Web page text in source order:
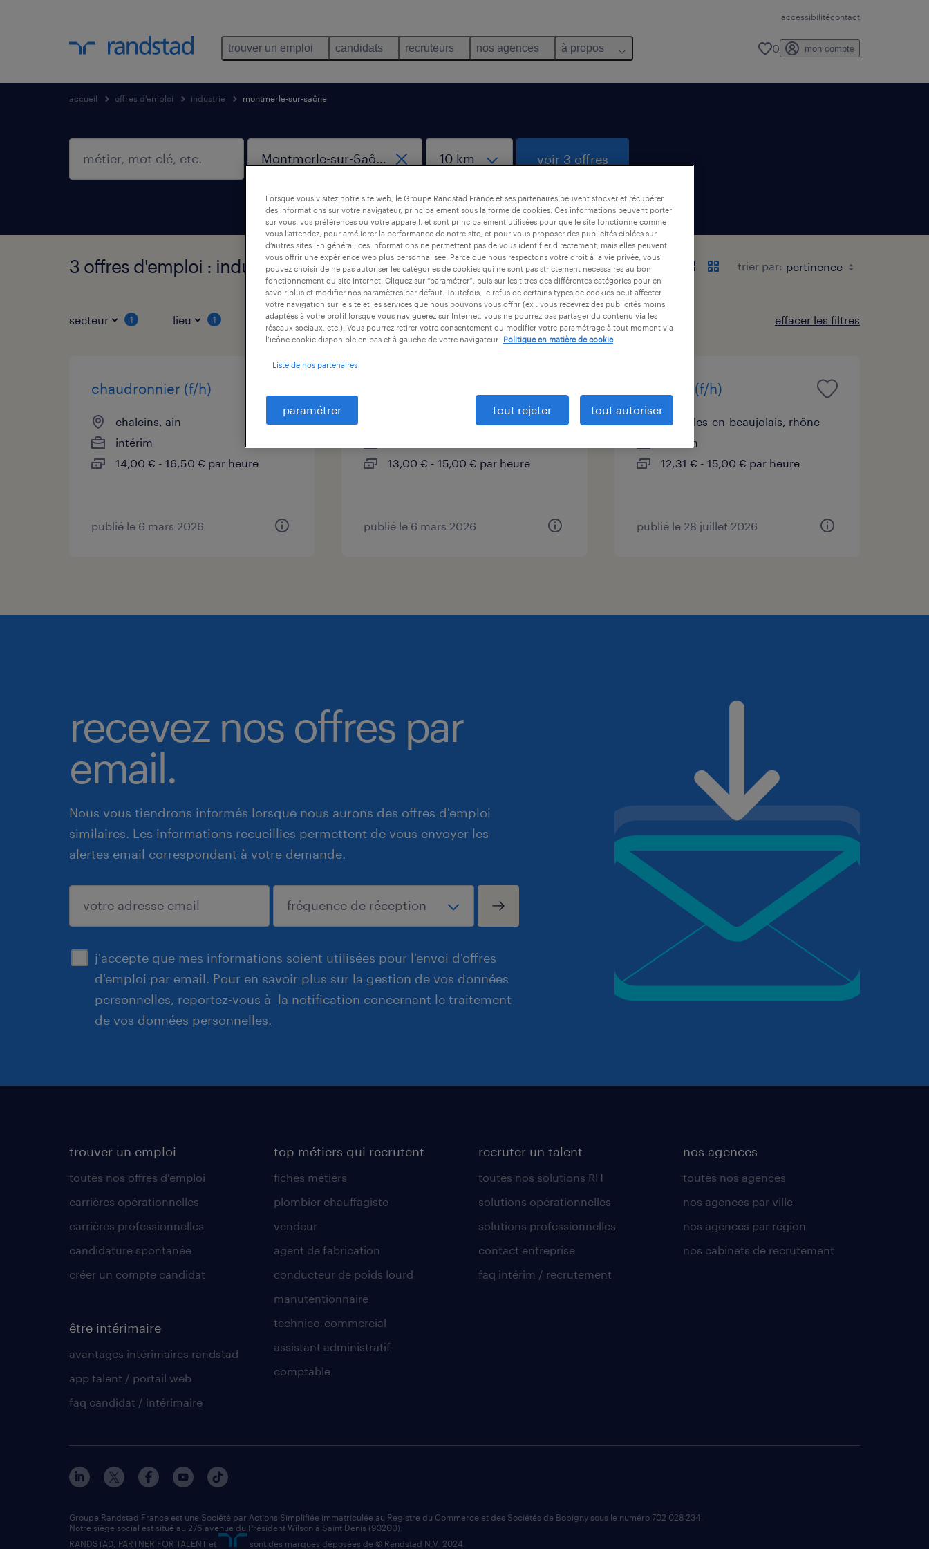
accessibilitécontact
trouver un emploi candidats recruteurs nos agences à propos 0 mon compte
accueil offres d'emploi industrie montmerle-sur-saône
voir 3 offres
3 offres d'emploi : industrie, Montmerle-sur-Saône trier par:
secteur 1 lieu 1 type de contrat durée du contrat niveau d'expérience effacer les filtres
chaudronnier (f/h)
chaleins, ain
intérim
14,00 € - 16,50 € par heure
publié le 6 mars 2026
corcelles-en-beaujolais, rhône
13,00 € - 15,00 € par heure
publié le 6 mars 2026
soudeur (f/h)
corcelles-en-beaujolais, rhône
intérim
12,31 € - 15,00 € par heure
publié le 28 juillet 2026
recevez nos offres par
email.
Nous vous tiendrons informés lorsque nous aurons des offres d'emploi
similaires. Les informations recueillies permettent de vous envoyer les
alertes email correspondant à votre demande.
j'accepte que mes informations soient utilisées pour l'envoi d'offres
d'emploi par email. Pour en savoir plus sur la gestion de vos données
personnelles, reportez-vous à la notification concernant le traitement
de vos données personnelles.
enregistrer
trouver un emploi
toutes nos offres d'emploi
carrières opérationnelles
carrières professionnelles
candidature spontanée
créer un compte candidat
être intérimaire
avantages intérimaires randstad
app talent / portail web
faq candidat / intérimaire
top métiers qui recrutent
fiches métiers
plombier chauffagiste
vendeur
agent de fabrication
conducteur de poids lourd
manutentionnaire
technico-commercial
assistant administratif
comptable
recruter un talent
toutes nos solutions RH
solutions opérationnelles
solutions professionnelles
contact entreprise
faq intérim / recrutement
nos agences
toutes nos agences
nos agences par ville
nos agences par région
nos cabinets de recrutement
Groupe Randstad France est une Société par Actions Simplifiée immatriculée au Registre du Commerce et des Sociétés de Bobigny sous le numéro 702 028 234.
Notre siège social est situé au 276 avenue du Président Wilson à Saint Denis (93200).
RANDSTAD, PARTNER FOR TALENT et
sont des marques déposées de © Randstad N.V. 2024.
Lorsque vous visitez notre site web, le Groupe Randstad France et ses partenaires peuvent stocker et récupérer
des informations sur votre navigateur, principalement sous la forme de cookies. Ces informations peuvent porter
sur vous, vos préférences ou votre appareil, et sont principalement utilisées pour que le site fonctionne comme
vous l’attendez, pour améliorer la performance de notre site, et pour vous proposer des publicités ciblées sur
d’autres sites. En général, ces informations ne permettent pas de vous identifier directement, mais elles peuvent
vous offrir une expérience web plus personnalisée. Parce que nous respectons votre droit à la vie privée, vous
pouvez choisir de ne pas autoriser les catégories de cookies qui ne sont pas strictement nécessaires au bon
fonctionnement du site Internet. Cliquez sur “paramétrer”, puis sur les titres des différentes catégories pour en
savoir plus et modifier nos paramètres par défaut. Toutefois, le refus de certains types de cookies peut affecter
votre navigation sur le site et les services que nous pouvons vous offrir (ex : vous recevrez des publicités moins
adaptées à votre profil lorsque vous naviguerez sur Internet, vous ne pourrez pas partager du contenu via les
réseaux sociaux, etc.). Vous pourrez retirer votre consentement ou modifier votre paramétrage à tout moment via
l’icône cookie disponible en bas et à gauche de votre navigateur.
Politique en matière de cookie
Liste de nos partenaires
paramétrer tout rejeter tout autoriser